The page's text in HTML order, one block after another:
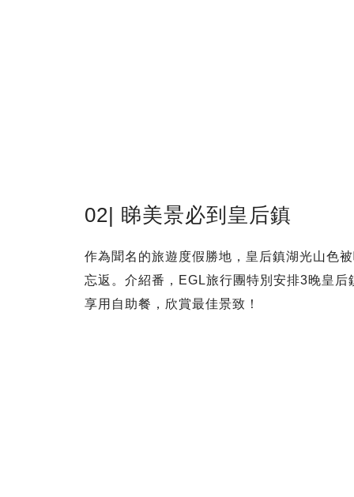
02| 睇美景必到皇后鎮
作為聞名的旅遊度假勝地，皇后鎮湖光山色
忘返。介紹番，EGL旅行團特別安排3晚皇
享用自助餐，欣賞最佳景致！